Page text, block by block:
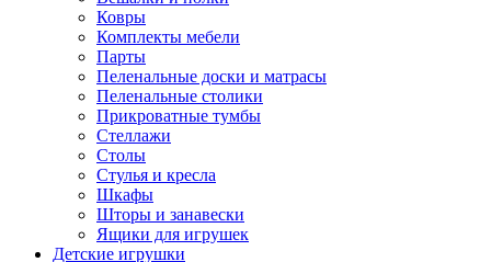
Ковры
Комплекты мебели
Парты
Пеленальные доски и матрасы
Пеленальные столики
Прикроватные тумбы
Стеллажи
Столы
Стулья и кресла
Шкафы
Шторы и занавески
Ящики для игрушек
Детские игрушки